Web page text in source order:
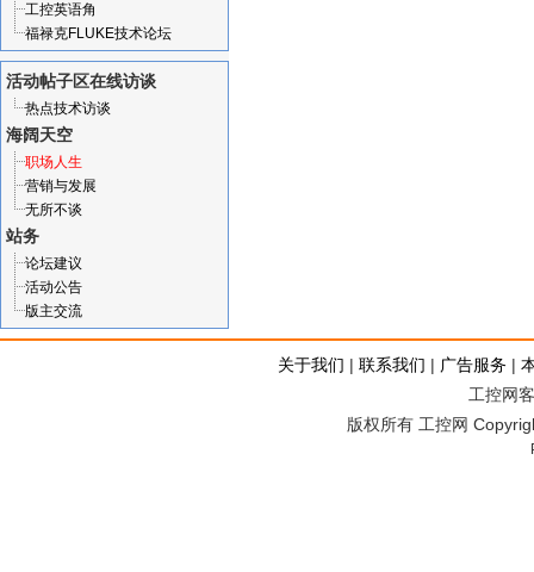
工控英语角
福禄克FLUKE技术论坛
活动帖子区在线访谈
热点技术访谈
海阔天空
职场人生
营销与发展
无所不谈
站务
论坛建议
活动公告
版主交流
关于我们 | 联系我们 | 广告服务 |
工控网
版权所有 工控网